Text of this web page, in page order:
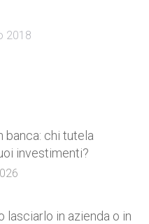
2018
banca: chi tutela
investimenti?
lasciarlo in azienda o in